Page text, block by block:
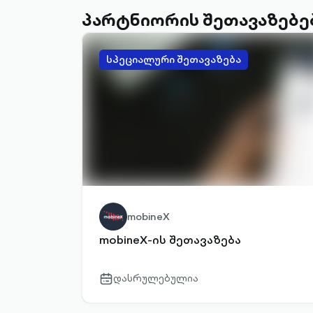
პარტნიორის
სპეციალური შეთავაზება
mobineX
mobineX-ის შეთავაზება
calendar-
დასრულებულია